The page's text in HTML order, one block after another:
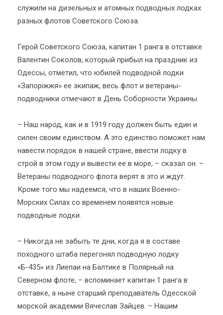
служили на дизельных и атомных подводных лодках
разных флотов Советского Союза.
Герой Советского Союза, капитан 1 ранга в отставке
Валентин Соколов, который прибыл на праздник из
Одессы, отметил, что юбилей подводной лодки
«Запоріжжя» ее экипаж, весь флот и ветераны-
подводники отмечают в День Соборности Украины.
– Наш народ, как и в 1919 году должен быть един и
силен своим единством. А это единство поможет нам
навести порядок в нашей стране, ввести лодку в
строй в этом году и вывести ее в море, – сказал он. –
Ветераны подводного флота верят в это и ждут.
Кроме того мы надеемся, что в наших Военно-
Морских Силах со временем появятся новые
подводные лодки.
– Никогда не забыть те дни, когда я в составе
походного штаба перегонял подводную лодку
«Б-435» из Лиепаи на Балтике в Полярный на
Северном флоте, – вспоминает капитан 1 ранга в
отставке, а ныне старший преподаватель Одесской
морской академии Вячеслав Зайцев. – Нашим